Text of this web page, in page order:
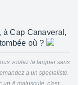
à Cap Canaveral,
où ?
voulez la larguer sans
a un specialiste.
un A majuscule, c'est